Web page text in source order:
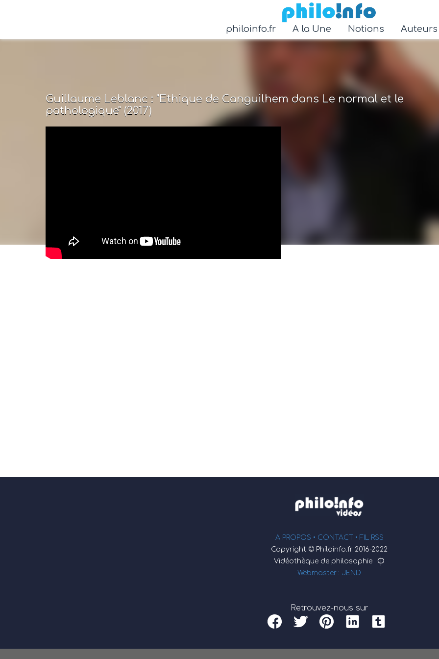
Accéder au contenu principal
Guillaume Leblanc : "Ethique de Canguilhem dans Le normal et le
pathologique" (2017)
philoinfo.fr A la Une Notions
A PROPOS • CONTACT • FIL RSS
Copyright © Philoinfo.fr 2016-2022
Vidéothèque de philosophie
φ
Webmaster : JEND
Retrouvez-nous sur